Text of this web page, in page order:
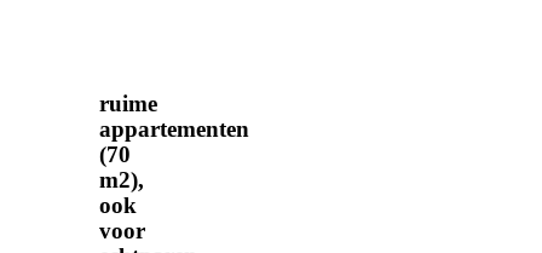
ruime
appartementen
(70
m2),
ook
voor